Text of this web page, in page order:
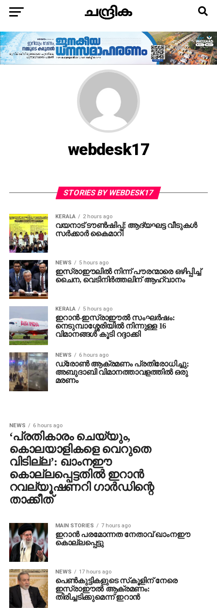
webdesk17
STORIES BY WEBDESK17
KERALA 2 hours ago
വയനാട് ടൗണ്‍ഷിപ്പ്; ആദ്യഘട്ട വീടുകള്‍
സര്‍ക്കാര്‍ കൈമാറി
NEWS 5 hours ago
ഇസ്രാഈലില്‍ നിന്ന് പൗരന്മാരെ ഒഴിപ്പിച്ച്
ചൈന, വെടിനിര്‍ത്തലിന് ആഹ്വാനം
KERALA 5 hours ago
ഇറാന്‍-ഇസ്രാഈല്‍ സംഘര്‍ഷം:
നെടുമ്പാശ്ശേരിയില്‍ നിന്നുള്ള 16
വിമാനങ്ങള്‍ കൂടി റദ്ദാക്കി
NEWS 6 hours ago
ഡ്രോണ്‍ ആക്രമണം പ്രതിരോധിച്ചു;
അബുദാബി വിമാനത്താവളത്തില്‍ ഒരു
മരണം
NEWS 6 hours ago
‘പ്രതികാരം ചെയ്യും,
കൊലയാളികളെ വെറുതെ
വിടില്ല’: ഖാംനഈ
കൊല്ലപ്പെട്ടതില്‍ ഇറാന്‍
റവല്യൂഷണറി ഗാര്‍ഡിന്റെ
താക്കീത്
MAIN STORIES 7 hours ago
ഇറാന്‍ പരമോന്നത നേതാവ് ഖാംനഈ
കൊല്ലപ്പെട്ടു
NEWS 17 hours ago
പെണ്‍കുട്ടികളുടെ സ്‌കൂളിന് നേരെ
ഇസ്രാഈല്‍ ആക്രമണം:
തിരിച്ചടിക്കുമെന്ന് ഇറാന്‍